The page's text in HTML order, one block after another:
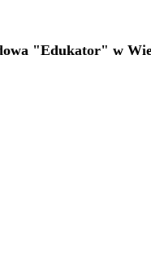
"Edukator" w